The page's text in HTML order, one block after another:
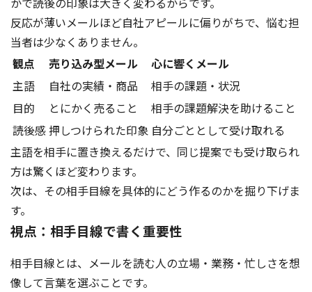
反応が薄いメールほど自社アピールに偏りがちで、悩む担
当者は少なくありません。
観点
売り込み型メール
心に響くメール
主語
自社の実績・商品
相手の課題・状況
目的
とにかく売ること
相手の課題解決を助けること
読後感押しつけられた印象 自分ごととして受け取れる
主語を相手に置き換えるだけで、同じ提案でも受け取られ
方は驚くほど変わります。
次は、その相手目線を具体的にどう作るのかを掘り下げま
す。
視点：相手目線で書く重要性
相手目線とは、メールを読む人の立場・業務・忙しさを想
像して言葉を選ぶことです。